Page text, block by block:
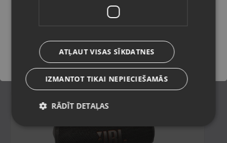
Stāvoklis Lietots (Garantija 6 mēneši)
€
Saglabāt
ATĻAUT VISAS SĪKDATNES
IZMANTOT TIKAI NEPIECIEŠAMĀS
RĀDĪT DETAĻAS